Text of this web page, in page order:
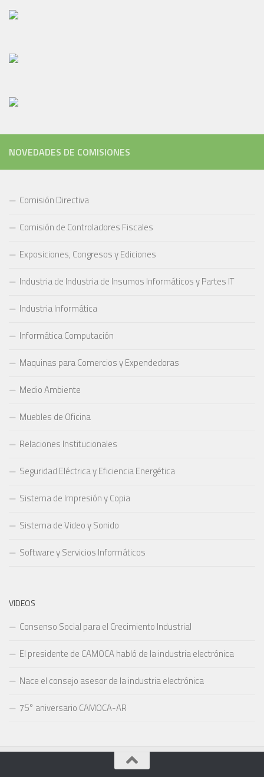
NOVEDADES DE COMISIONES
Comisión Directiva
Comisión de Controladores Fiscales
Exposiciones, Congresos y Ediciones
Industria de Industria de Insumos Informáticos y Partes IT
Industria Informática
Informática Computación
Maquinas para Comercios y Expendedoras
Medio Ambiente
Muebles de Oficina
Relaciones Institucionales
Seguridad Eléctrica y Eficiencia Energética
Sistema de Impresión y Copia
Sistema de Video y Sonido
Software y Servicios Informáticos
VIDEOS
Consenso Social para el Crecimiento Industrial
El presidente de CAMOCA habló de la industria electrónica
Nace el consejo asesor de la industria electrónica
75° aniversario CAMOCA-AR